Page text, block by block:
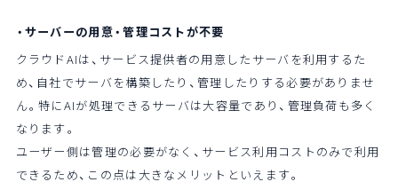
・サーバーの用意・管理コストが不要
クラウドAIは、サービス提供者の用意したサーバを利用するた
め、自社でサーバを構築したり、管理したりする必要がありませ
ん。特にAIが処理できるサーバは大容量であり、管理負荷も多く
なります。
ユーザー側は管理の必要がなく、サービス利用コストのみで利用
できるため、この点は大きなメリットといえます。